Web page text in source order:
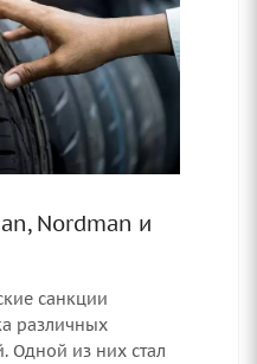
Nordman и
санкции
различных
Одной из них стал